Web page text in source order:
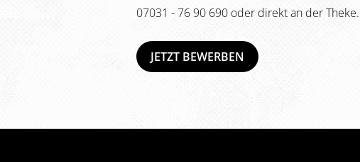
07031 - 76 90 690 oder direkt an der
JETZT BEWERBEN